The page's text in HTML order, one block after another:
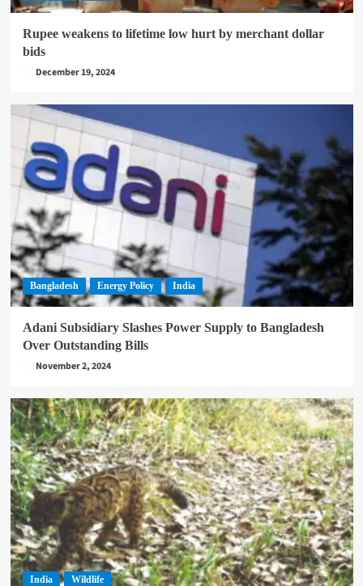
Rupee weakens to lifetime low hurt by merchant dollar
bids
December 19, 2024
Bangladesh Energy Policy India
Adani Subsidiary Slashes Power Supply to Bangladesh
Over Outstanding Bills
November 2, 2024
India Wildlife